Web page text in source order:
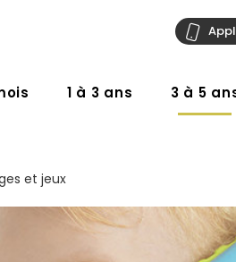
1 à 3 ans 3 à 5
et jeux